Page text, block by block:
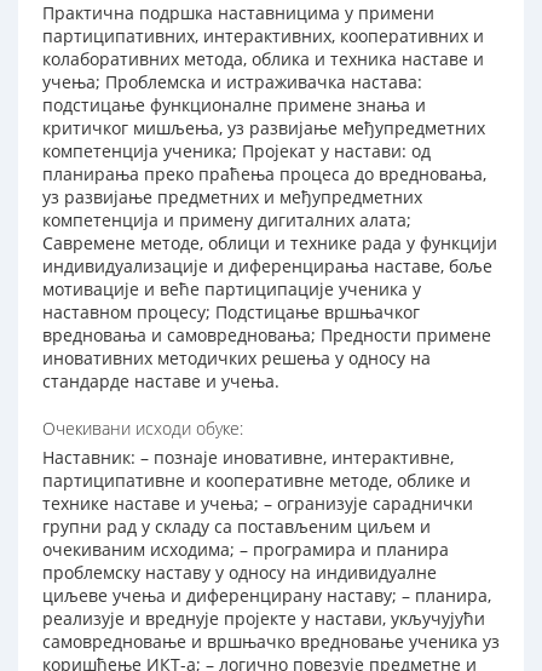
Практична подршка наставницима у примени
партиципативних, интерактивних, кооперативних и
колаборативних метода, облика и техника наставе и
учења; Проблемска и истраживачка настава:
подстицање функционалне примене знања и
критичког мишљења, уз развијање међупредметних
компетенција ученика; Пројекат у настави: од
планирања преко праћења процеса до вредновања,
уз развијање предметних и међупредметних
компетенција и примену дигиталних алата;
Савремене методе, облици и технике рада у функцији
индивидуализације и диференцирања наставе, боље
мотивације и веће партиципације ученика у
наставном процесу; Подстицање вршњачког
вредновања и самовредновања; Предности примене
иновативних методичких решења у односу на
стандарде наставе и учења.
Очекивани исходи обуке:
Наставник: – познаје иновативне, интерактивне,
партиципативне и кооперативне методе, облике и
технике наставе и учења; – огранизује сараднички
групни рад у складу са постављеним циљем и
очекиваним исходима; – програмира и планира
проблемску наставу у односу на индивидуалне
циљеве учења и диференцирану наставу; – планира,
реализује и вреднује пројекте у настави, укључујући
самовредновање и вршњачко вредновање ученика уз
коришћење ИКТ-а; – логично повезује предметне и